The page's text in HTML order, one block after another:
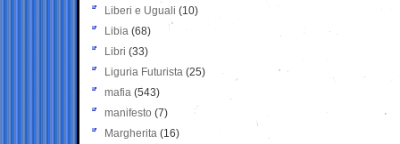
Liberi e Uguali (10)
Libia (68)
Libri (33)
Liguria Futurista (25)
mafia (543)
manifesto (7)
Margherita (16)